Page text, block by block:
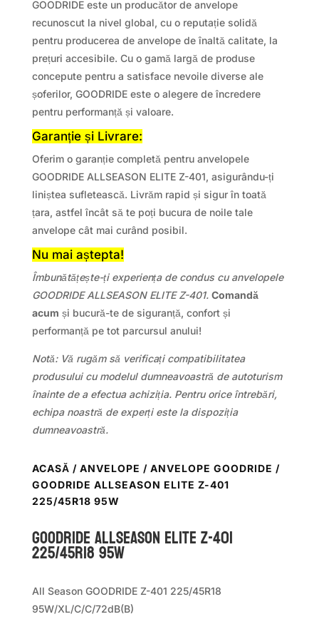
GOODRIDE este un producător de anvelope
recunoscut la nivel global, cu o reputație solidă
pentru producerea de anvelope de înaltă calitate, la
prețuri accesibile. Cu o gamă largă de produse
concepute pentru a satisface nevoile diverse ale
șoferilor, GOODRIDE este o alegere de încredere
pentru performanță și valoare.
Garanție și Livrare:
Oferim o garanție completă pentru anvelopele
GOODRIDE ALLSEASON ELITE Z-401, asigurându-ți
liniștea sufletească. Livrăm rapid și sigur în toată
țara, astfel încât să te poți bucura de noile tale
anvelope cât mai curând posibil.
Nu mai aștepta!
Îmbunătățește-ți experiența de condus cu anvelopele
GOODRIDE ALLSEASON ELITE Z-401. Comandă
acum și bucură-te de siguranță, confort și
performanță pe tot parcursul anului!
Notă: Vă rugăm să verificați compatibilitatea
produsului cu modelul dumneavoastră de autoturism
înainte de a efectua achiziția. Pentru orice întrebări,
echipa noastră de experți este la dispoziția
dumneavoastră.
ACASĂ / ANVELOPE / ANVELOPE GOODRIDE /
GOODRIDE ALLSEASON ELITE Z-401
225/45R18 95W
GOODRIDE ALLSEASON ELITE Z-401
225/45R18 95W
All Season GOODRIDE Z-401 225/45R18
95W/XL/C/C/72dB(B)